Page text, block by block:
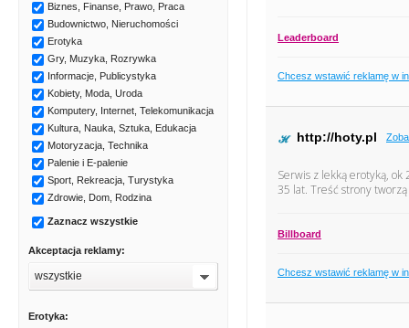
Biznes, Finanse, Prawo, Praca
Budownictwo, Nieruchomości
Erotyka
Gry, Muzyka, Rozrywka
Informacje, Publicystyka
Kobiety, Moda, Uroda
Komputery, Internet, Telekomunikacja
Kultura, Nauka, Sztuka, Edukacja
Motoryzacja, Technika
Palenie i E-palenie
Sport, Rekreacja, Turystyka
Zdrowie, Dom, Rodzina
Zaznacz wszystkie
Akceptacja reklamy:
wszystkie
Erotyka:
Leaderboard
Chcesz wstawić reklamę w
http://hoty.pl
Serwis z lekką erotyką,
35 lat. Treść strony tworzą
Billboard
Chcesz wstawić reklamę w